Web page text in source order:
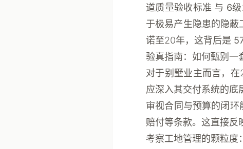
道质量验收标准 与 6
于极易产生隐患的隐
诺至20年，这背后是
验真指南：如何甄别一
对于别墅业主而言，
应深入其交付系统的底
审视合同与预算的闭环
赔付等条款。这直接反
考察工地管理的颗粒度